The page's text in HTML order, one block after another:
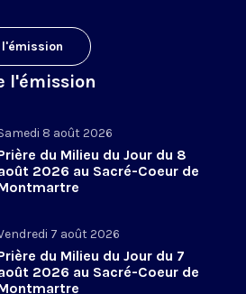
l'émission
8 août 2026
du Milieu du Jour du 8
2026 au Sacré-Coeur de
7 août 2026
du Milieu du Jour du 7
2026 au Sacré-Coeur de